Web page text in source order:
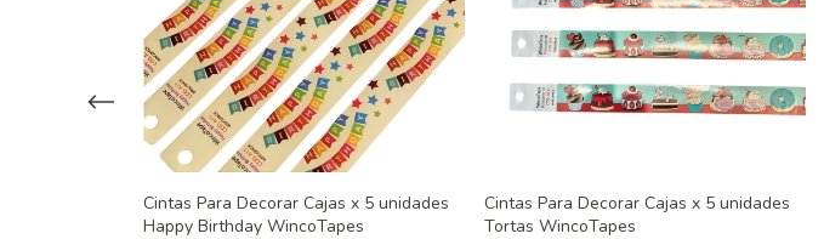
Cintas Para Decorar Cajas x 5 unidades
Happy Birthday WincoTapes
Cintas Para Decorar Cajas x 5 unidades
Tortas WincoTapes